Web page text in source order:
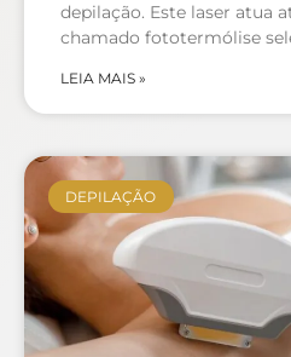
depilação. Este laser atua
chamado fototermólise
LEIA MAIS »
DEPILAÇÃO